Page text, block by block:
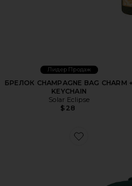
Лидер Продаж
БРЕЛОК CHAMPAGNE BAG CHARM +
KEYCHAIN
Solar Eclipse
$28
Favorite ШЛЯПА